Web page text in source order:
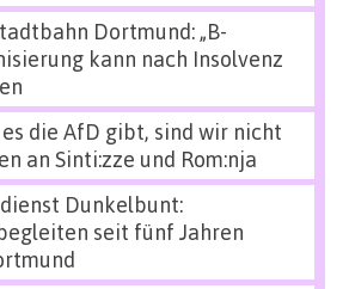
Dortmund: „B-
kann nach Insolvenz
es die AfD gibt, sind wir nicht
an Sinti:zze und Rom:nja
Dunkelbunt:
seit fünf Jahren